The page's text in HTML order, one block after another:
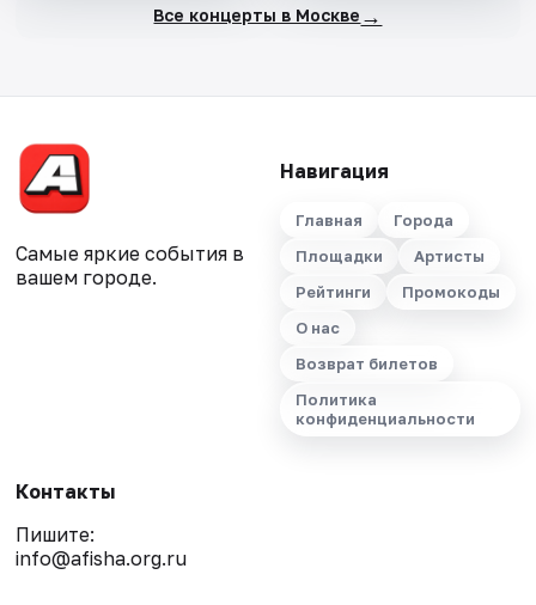
Все концерты в Москве →
Самые яркие события в
вашем городе.
Навигация
Главная
Города
Площадки
Артисты
Рейтинги
Промокоды
О нас
Возврат билетов
Политика
конфиденциальности
Контакты
Пишите:
info@afisha.org.ru